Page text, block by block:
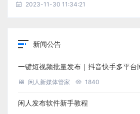
2023-11-30 11:34:21
新闻公告
一键短视频批量发布｜抖音快手多平台
闲人新媒体管家 1840
闲人发布软件新手教程